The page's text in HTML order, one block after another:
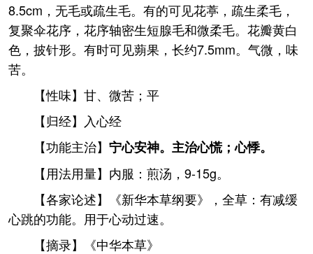
8.5cm，无毛或疏生毛。有的可见花葶，疏生柔毛，
复聚伞花序，花序轴密生短腺毛和微柔毛。花瓣黄白
色，披针形。有时可见蒴果，长约7.5mm。气微，味
苦。
【性味】甘、微苦；平
【归经】入心经
【功能主治】 宁心安神。主治心慌；心悸。
【用法用量】内服：煎汤，9-15g。
【各家论述】《新华本草纲要》，全草：有减缓
心跳的功能。用于心动过速。
【摘录】《中华本草》